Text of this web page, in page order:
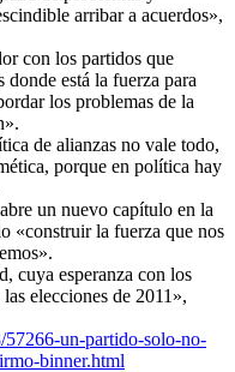
arribar a acuerdos»,
con los partidos que
está la fuerza para
los problemas de la
de alianzas no vale todo,
porque en política hay
un nuevo capítulo en la
«construir la fuerza que nos
cuya esperanza con los
elecciones de 2011»,
un-partido-solo-no-
binner.html